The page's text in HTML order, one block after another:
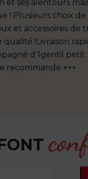
et ses alentours
! Plusieurs choix de
et accessoires de
qualité !Livraison
d'1gentil petit
recommande +++